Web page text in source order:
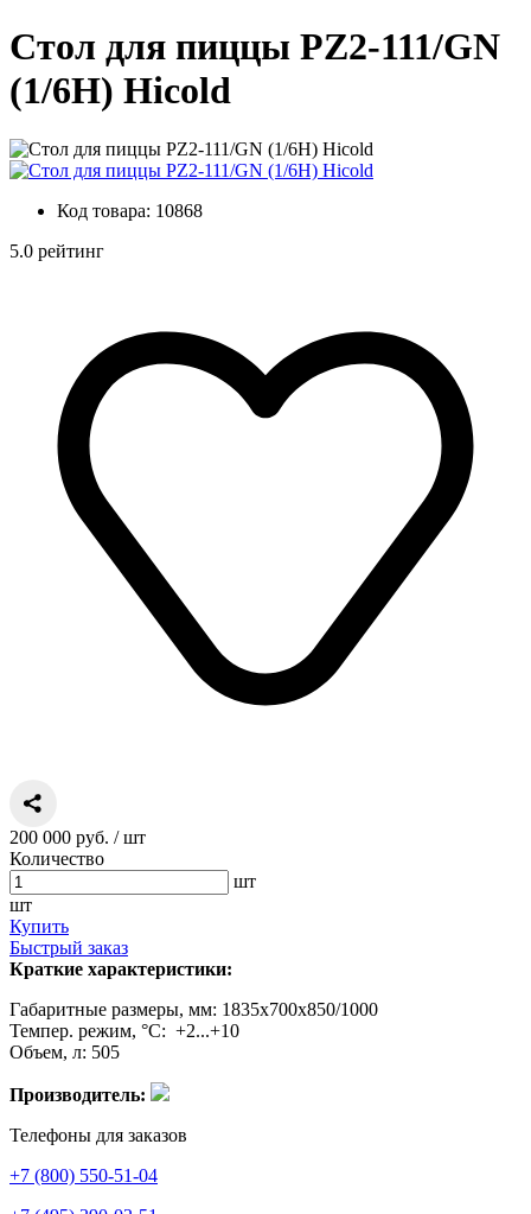
Стол для пиццы PZ2-111/GN
(1/6H) Hicold
Код товара: 10868
5.0 рейтинг
200 000 руб. / шт
Количество
шт
шт
Купить
Быстрый заказ
Краткие характеристики:
Габаритные размеры, мм: 1835х700х850/1000
Темпер. режим, °C: +2...+10
Объем, л: 505
Производитель:
Телефоны для заказов
+7 (800) 550-51-04